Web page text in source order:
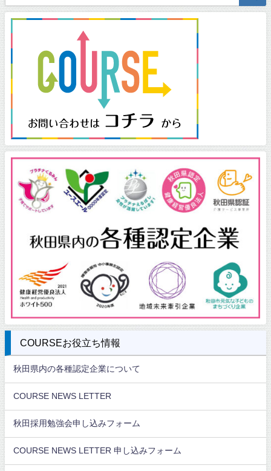
COURSEお役立ち情報
秋田県内の各種認定企業について
COURSE NEWS LETTER
秋田採用勉強会申し込みフォーム
COURSE NEWS LETTER 申し込みフォーム